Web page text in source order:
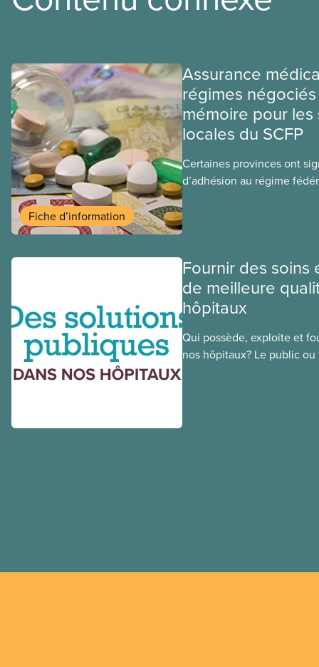
Fiche d’information
Assurance
régimes
mémoire pour les
locales du SCFP
Certaines provinces ont
d’adhésion au régime
Fournir des soins
de meilleure
hôpitaux
Qui possède, exploite et
nos hôpitaux? Le public